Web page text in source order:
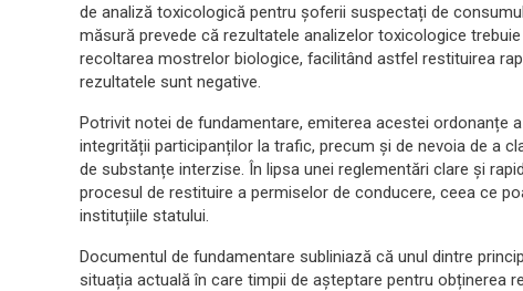
de analiză toxicologică pentru șoferii suspectați de
măsură prevede că rezultatele analizelor toxicologice
recoltarea mostrelor biologice, facilitând astfel restituirea
rezultatele sunt negative.
Potrivit notei de fundamentare, emiterea acestei ordonanțe
integrității participanților la trafic, precum și de nevoia de a
de substanțe interzise. În lipsa unei reglementări clare și
procesul de restituire a permiselor de conducere, ceea ce
instituțiile statului.
Documentul de fundamentare subliniază că unul dintre
situația actuală în care timpii de așteptare pentru obținerea